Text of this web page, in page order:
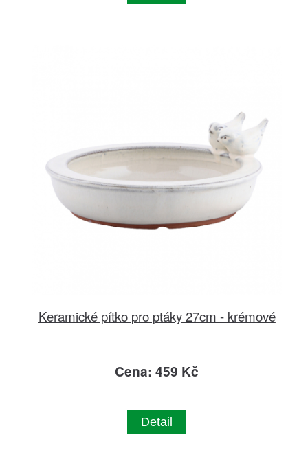
Keramické pítko pro ptáky 27cm - krémové
Cena: 459 Kč
Detail